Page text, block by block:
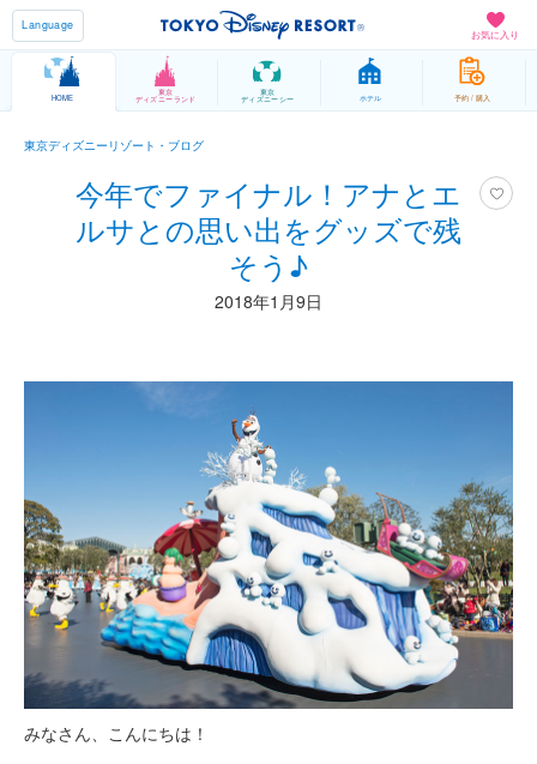
お気に入り
Language
HOME
東京
ディズニーランド
東京
ディズニーシー ホテル 予約 / 購入
東京ディズニーリゾート・ブログ
今年でファイナル！アナとエ
ルサとの思い出をグッズで残
そう♪
2018年1月9日
みなさん、こんにちは！